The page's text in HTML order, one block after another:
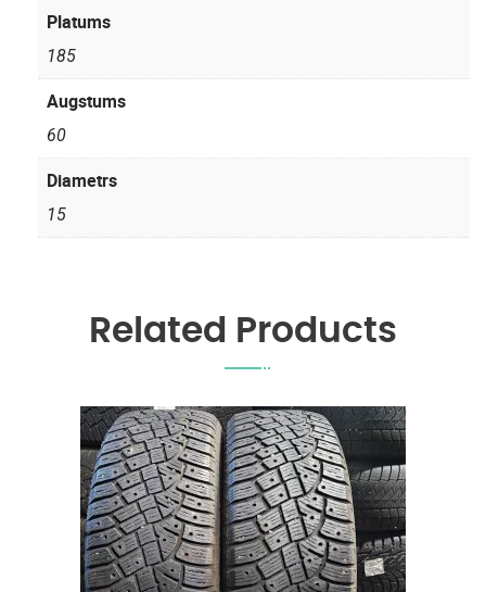
Platums
185
Augstums
60
Diametrs
15
Related Products